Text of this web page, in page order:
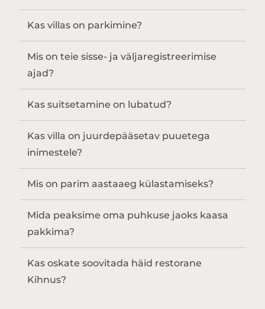
Kas villas on parkimine?
Mis on teie sisse- ja väljaregistreerimise
ajad?
Kas suitsetamine on lubatud?
Kas villa on juurdepääsetav puuetega
inimestele?
Mis on parim aastaaeg külastamiseks?
Mida peaksime oma puhkuse jaoks kaasa
pakkima?
Kas oskate soovitada häid restorane
Kihnus?